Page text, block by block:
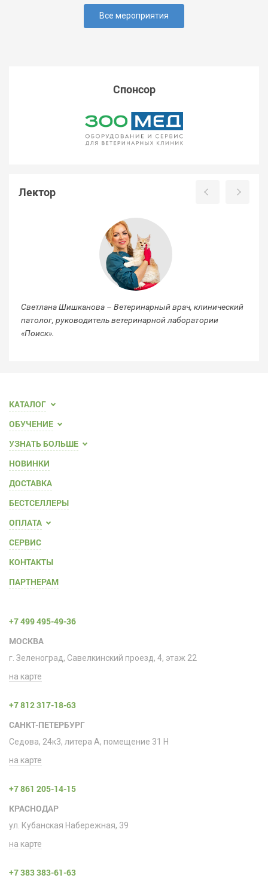
Спонсор
Лектор
Светлана Шишканова – Ветеринарный врач, клинический
патолог, руководитель ветеринарной лаборатории
«Поиск».
Все мероприятия
КАТАЛОГ
ОБУЧЕНИЕ
УЗНАТЬ БОЛЬШЕ
НОВИНКИ
ДОСТАВКА
БЕСТСЕЛЛЕРЫ
ОПЛАТА
СЕРВИС
КОНТАКТЫ
ПАРТНЕРАМ
+7 499 495-49-36
МОСКВА
г. Зеленоград, Савелкинский проезд, 4, этаж 22
на карте
+7 812 317-18-63
САНКТ-ПЕТЕРБУРГ
Седова, 24к3, литера А, помещение 31 H
на карте
+7 861 205-14-15
КРАСНОДАР
ул. Кубанская Набережная, 39
на карте
+7 383 383-61-63